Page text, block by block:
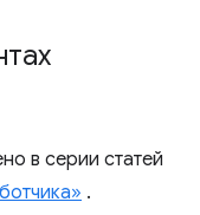
в серии статей
.